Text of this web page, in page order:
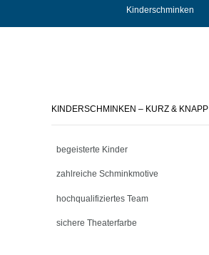
Kinderschminken
KINDERSCHMINKEN – KURZ & KNAPP
begeisterte Kinder
zahlreiche Schminkmotive
hochqualifiziertes Team
sichere Theaterfarbe